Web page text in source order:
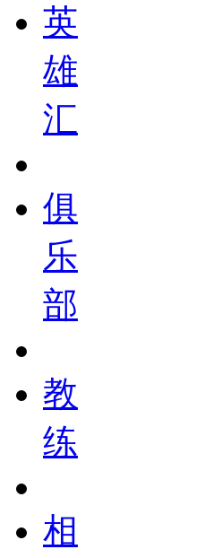
英
雄
汇
俱
乐
部
教
练
相